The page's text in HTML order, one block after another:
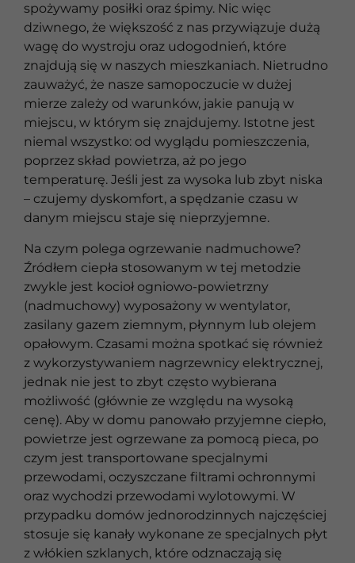
spożywamy posiłki oraz śpimy. Nic więc
dziwnego, że większość z nas przywiązuje dużą
wagę do wystroju oraz udogodnień, które
znajdują się w naszych mieszkaniach. Nietrudno
zauważyć, że nasze samopoczucie w dużej
mierze zależy od warunków, jakie panują w
miejscu, w którym się znajdujemy. Istotne jest
niemal wszystko: od wyglądu pomieszczenia,
poprzez skład powietrza, aż po jego
temperaturę. Jeśli jest za wysoka lub zbyt niska
– czujemy dyskomfort, a spędzanie czasu w
danym miejscu staje się nieprzyjemne.
Na czym polega ogrzewanie nadmuchowe?
Źródłem ciepła stosowanym w tej metodzie
zwykle jest kocioł ogniowo-powietrzny
(nadmuchowy) wyposażony w wentylator,
zasilany gazem ziemnym, płynnym lub olejem
opałowym. Czasami można spotkać się również
z wykorzystywaniem nagrzewnicy elektrycznej,
jednak nie jest to zbyt często wybierana
możliwość (głównie ze względu na wysoką
cenę). Aby w domu panowało przyjemne ciepło,
powietrze jest ogrzewane za pomocą pieca, po
czym jest transportowane specjalnymi
przewodami, oczyszczane filtrami ochronnymi
oraz wychodzi przewodami wylotowymi. W
przypadku domów jednorodzinnych najczęściej
stosuje się kanały wykonane ze specjalnych płyt
z włókien szklanych, które odznaczają się